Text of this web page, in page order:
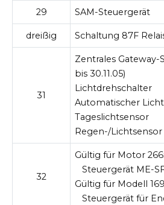
29 SAM-Steuergerät
dreißig Schaltung 87F
31
Zentrales Gateway-
bis 30.11.05)
Lichtdrehschalter
Automatischer
Tageslichtsensor
Regen-/Lichtsensor
32
Gültig für Motor 266:
Steuergerät ME-
Gültig für Modell
Steuergerät für